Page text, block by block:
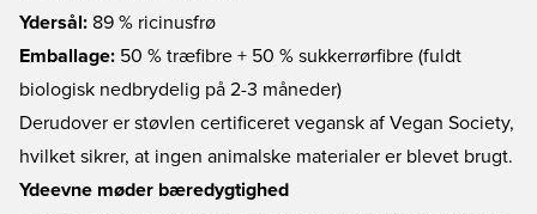
Ydersål: 89 % ricinusfrø
Emballage: 50 % træfibre + 50 % sukkerrørfibre (fuldt
biologisk nedbrydelig på 2-3 måneder)
Derudover er støvlen certificeret vegansk af Vegan Society,
hvilket sikrer, at ingen animalske materialer er blevet brugt.
Ydeevne møder bæredygtighed